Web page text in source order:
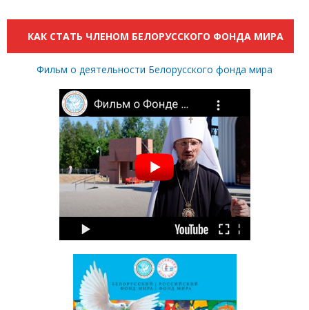
КАК СТАТЬ ЧЛЕНОМ БЕЛОРУССКОГО ФОНДА МИРА
Фильм о деятельности Белорусского фонда мира